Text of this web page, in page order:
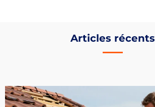
Articles récents